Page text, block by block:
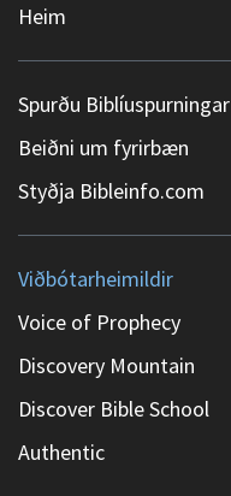
Heim
Spurðu Biblíuspurningar
Beiðni um fyrirbæn
Styðja Bibleinfo.com
Viðbótarheimildir
Voice of Prophecy
Discovery Mountain
Discover Bible School
Authentic